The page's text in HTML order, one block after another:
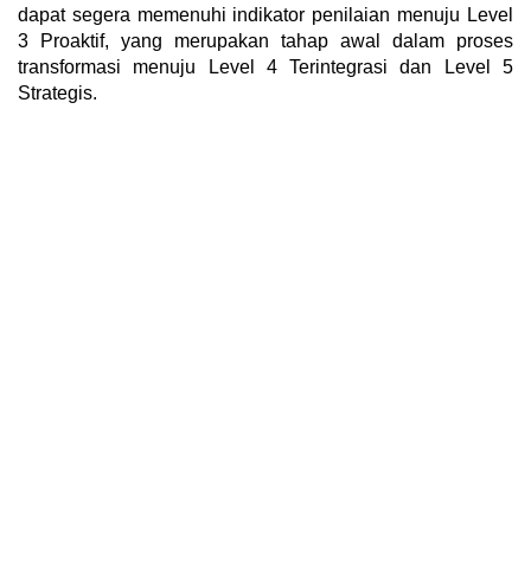
dapat segera memenuhi indikator penilaian menuju Level
3 Proaktif, yang merupakan tahap awal dalam proses
transformasi menuju Level 4 Terintegrasi dan Level 5
Strategis.